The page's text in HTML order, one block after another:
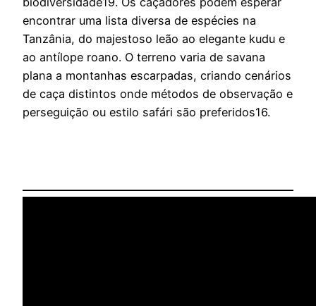
encontrar uma lista diversa de espécies na
Tanzânia, do majestoso leão ao elegante kudu e
ao antílope roano. O terreno varia de savana
plana a montanhas escarpadas, criando cenários
de caça distintos onde métodos de observação e
perseguição ou estilo safári são preferidos16.